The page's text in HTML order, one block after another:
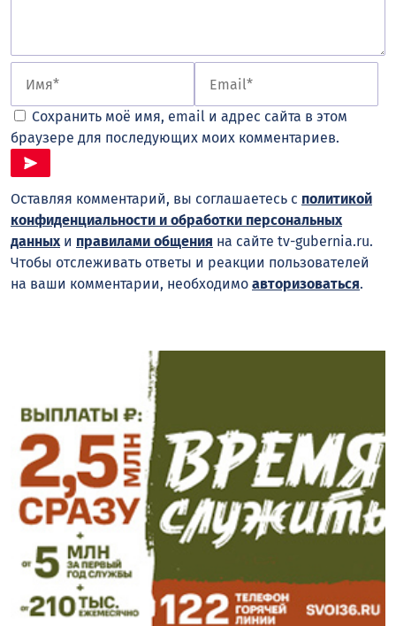
Сохранить моё имя, email и адрес сайта в этом
браузере для последующих моих комментариев.
Оставляя комментарий, вы соглашаетесь с политикой
конфиденциальности и обработки персональных
данныхи правилами общения на сайте tv-gubernia.ru.
Чтобы отслеживать ответы и реакции пользователей
на ваши комментарии, необходимо авторизоваться.